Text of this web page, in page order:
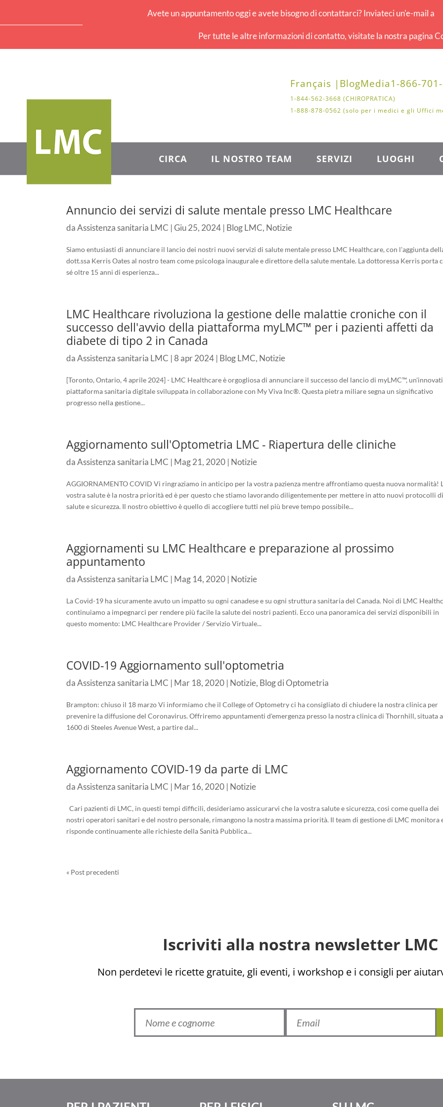
Avete un appuntamento oggi e avete bisogno di contattarci? Inviateci un'e-mail a
Per tutte le altre informazioni di contatto, visitate la nostra pagina
Français | BlogMedia1-866-
1-844-562-3668 (CHIROPRATICA)
1-888-878-0562 (solo per i medici e gli Uffici
CIRCA IL NOSTRO TEAM SERVIZI LUOGHI
Annuncio dei servizi di salute mentale presso LMC Healthcare
daAssistenza sanitaria LMC |Giu 25, 2024 | Blog LMC, Notizie
Siamo entusiasti di annunciare il lancio dei nostri nuovi servizi di salute mentale presso LMC Healthcare, con l'aggiunta
dott.ssa Kerris Oates al nostro team come psicologa inaugurale e direttore della salute mentale. La dottoressa Kerris porta
sé oltre 15 anni di esperienza...
LMC Healthcare rivoluziona la gestione delle malattie croniche con il
successo dell'avvio della piattaforma myLMC™ per i pazienti affetti da
diabete di tipo 2 in Canada
daAssistenza sanitaria LMC |8 apr 2024 | Blog LMC, Notizie
[Toronto, Ontario, 4 aprile 2024] - LMC Healthcare è orgogliosa di annunciare il successo del lancio di myLMC™,
piattaforma sanitaria digitale sviluppata in collaborazione con My Viva Inc®. Questa pietra miliare segna un significativo
progresso nella gestione...
Aggiornamento sull'Optometria LMC - Riapertura delle cliniche
daAssistenza sanitaria LMC | Mag 21, 2020 | Notizie
AGGIORNAMENTO COVID Vi ringraziamo in anticipo per la vostra pazienza mentre affrontiamo questa nuova normalità!
vostra salute è la nostra priorità ed è per questo che stiamo lavorando diligentemente per mettere in atto nuovi protocolli
salute e sicurezza. Il nostro obiettivo è quello di accogliere tutti nel più breve tempo possibile...
Aggiornamenti su LMC Healthcare e preparazione al prossimo
appuntamento
daAssistenza sanitaria LMC | Mag 14, 2020 | Notizie
La Covid-19 ha sicuramente avuto un impatto su ogni canadese e su ogni struttura sanitaria del Canada. Noi di LMC
continuiamo a impegnarci per rendere più facile la salute dei nostri pazienti. Ecco una panoramica dei servizi disponibili in
questo momento: LMC Healthcare Provider / Servizio Virtuale...
COVID-19 Aggiornamento sull'optometria
daAssistenza sanitaria LMC | Mar 18, 2020 | Notizie, Blog di Optometria
Brampton: chiuso il 18 marzo Vi informiamo che il College of Optometry ci ha consigliato di chiudere la nostra clinica per
prevenire la diffusione del Coronavirus. Offriremo appuntamenti d'emergenza presso la nostra clinica di Thornhill, situata
1600 di Steeles Avenue West, a partire dal...
Aggiornamento COVID-19 da parte di LMC
daAssistenza sanitaria LMC | Mar 16, 2020 | Notizie
Cari pazienti di LMC, in questi tempi difficili, desideriamo assicurarvi che la vostra salute e sicurezza, così come quella dei
nostri operatori sanitari e del nostro personale, rimangono la nostra massima priorità. Il team di gestione di LMC monitora
risponde continuamente alle richieste della Sanità Pubblica...
« Post precedenti
Iscriviti alla nostra newsletter LMC
Non perdetevi le ricette gratuite, gli eventi, i workshop e i consigli per